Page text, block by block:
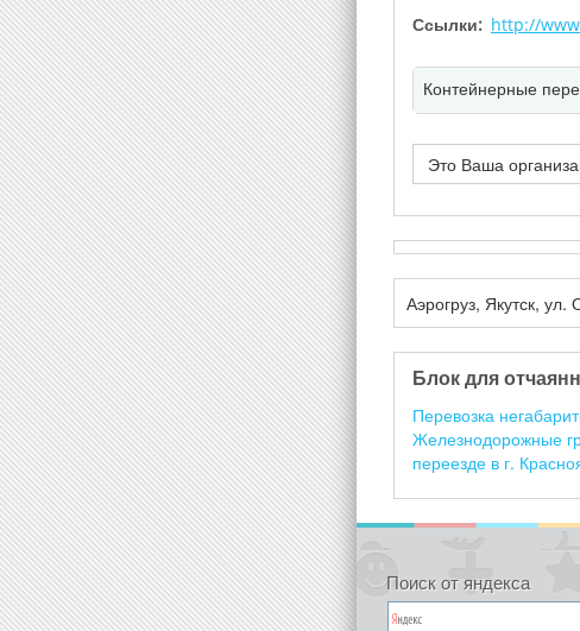
Ссылки: http://
Контейнерные
Это Ваша
Аэрогруз, Якутск, ул.
Блок для
Перевозка
Железнодорожные
переезде в г.
Поиск от яндекса